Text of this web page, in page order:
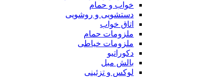
خواب و حمام
دستشویی و روشویی
اتاق خواب
ملزومات حمام
ملزومات خیاطی
دکوراتیو
بالش مبل
لوکس و تزئینی